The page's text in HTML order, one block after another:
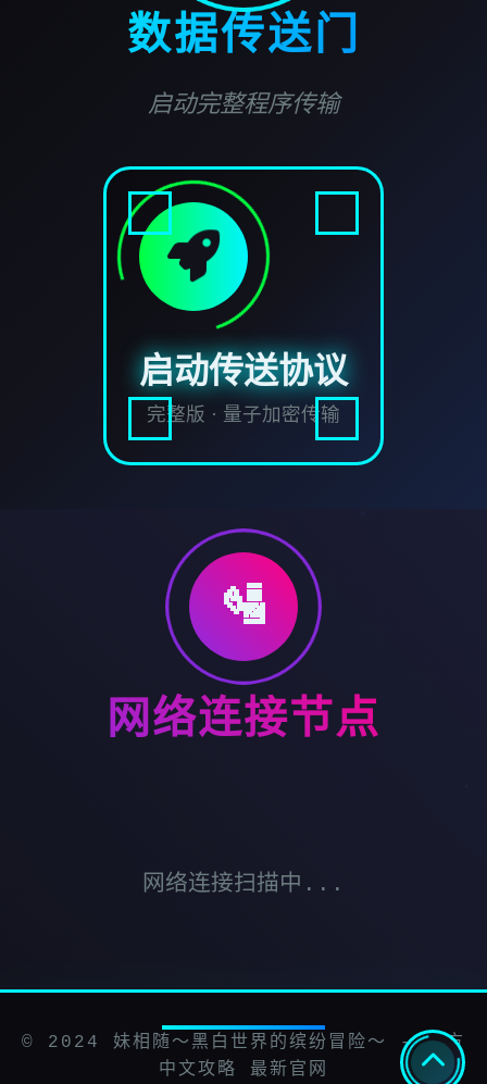
数据传送门
启动完整程序传输
启动传送协议
完整版 · 量子加密传输
🛂
网络连接节点
网络连接扫描中...
© 2024 妹相随～黑白世界的缤纷冒险～ - 官方
中文攻略 最新官网